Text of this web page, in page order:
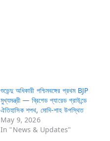
শুভেন্দু অধিকারী পশ্চিমবঙ্গের প্রথম BJP
মুখ্যমন্ত্রী — ব্রিগেড প্যারেড গ্রাউন্ডে
ঐতিহাসিক শপথ, মোদি-শাহ উপস্থিত
May 9, 2026
In "News & Updates"